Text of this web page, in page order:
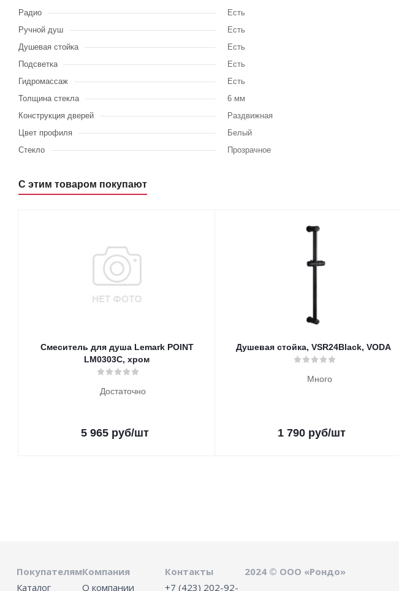
Радио
Есть
Ручной душ
Есть
Душевая стойка
Есть
Подсветка
Есть
Гидромассаж
Есть
Толщина стекла
6 мм
Конструкция дверей
Раздвижная
Цвет профиля
Белый
Стекло
Прозрачное
С этим товаром покупают
Смеситель для душа Lemark POINT
LM0303C, хром
Достаточно
5 965руб/шт
Душевая стойка, VSR24Black, VODA
Много
1 790руб/шт
Покупателям
Каталог
Компания
О компании
Контакты
+7 (423) 202-92-
2024 © ООО «Рондо»